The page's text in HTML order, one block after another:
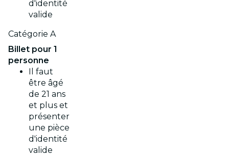
d'identité
valide
Catégorie A
Billet pour 1
personne
Il faut
être âgé
de 21 ans
et plus et
présenter
une pièce
d'identité
valide